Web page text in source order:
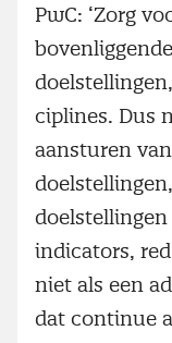
PwC: ‘Zorg
ciplines. Dus
aansturen
doelstellingen
indicators,
niet als een
dat continue